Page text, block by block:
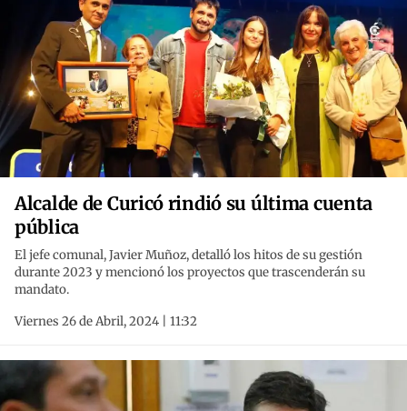
Alcalde de Curicó rindió su última cuenta
pública
El jefe comunal, Javier Muñoz, detalló los hitos de su gestión
durante 2023 y mencionó los proyectos que trascenderán su
mandato.
Viernes 26 de Abril, 2024 | 11:32